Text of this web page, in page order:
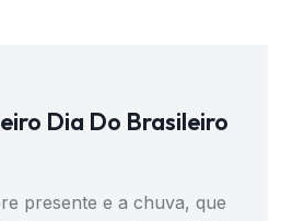
Dia Do Brasileiro
presente e a chuva, que